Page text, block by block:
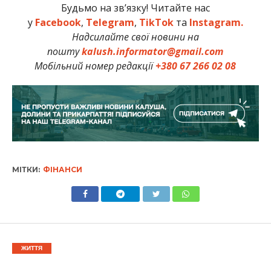
Будьмо на зв’язку! Читайте нас
у Facebook, Telegram, TikTokта Instagram.
Надсилайте свої новини на
поштуkalush.informator@gmail.com
Мобільний номер редакції+380 67 266 02 08
МІТКИ: ФІНАНСИ
ЖИТТЯ